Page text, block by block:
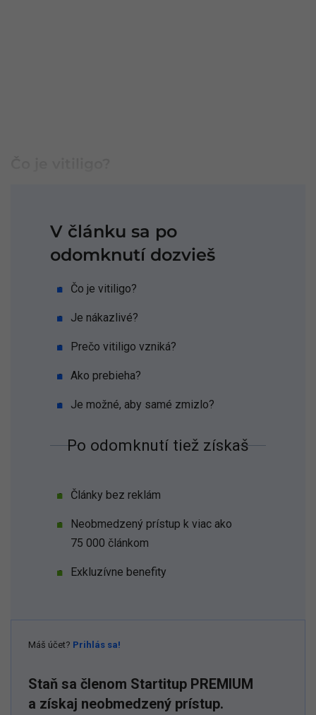
V článku sa po
odomknutí dozvieš
Čo je vitiligo?
Je nákazlivé?
Prečo vitiligo vzniká?
Ako prebieha?
Je možné, aby samé zmizlo?
Po odomknutí tiež získaš
Články bez reklám
Neobmedzený prístup k viac ako
75 000 článkom
Exkluzívne benefity
Máš účet? Prihlás sa!
Staň sa členom Startitup PREMIUM
a získaj neobmedzený prístup.